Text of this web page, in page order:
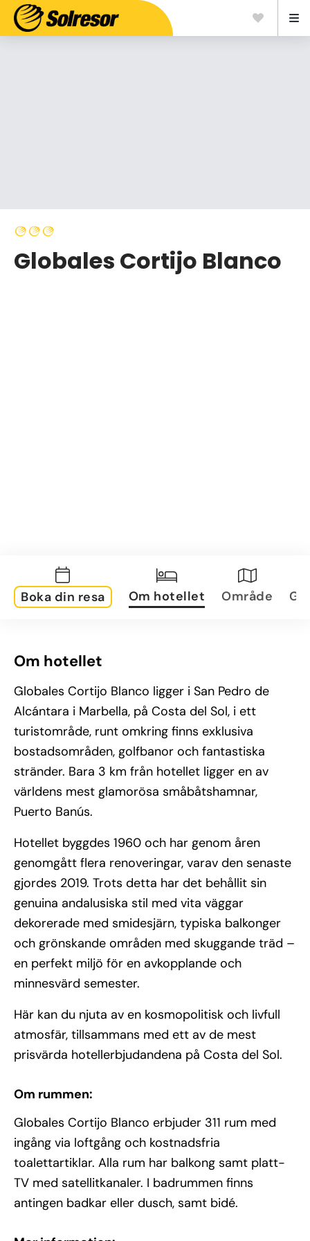
Globales Cortijo Blanco
Boka din resa Om hotellet Område
Om hotellet
Globales Cortijo Blanco ligger i San Pedro de
Alcántara i Marbella, på Costa del Sol, i ett
turistområde, runt omkring finns exklusiva
bostadsområden, golfbanor och fantastiska
stränder. Bara 3 km från hotellet ligger en av
världens mest glamorösa småbåtshamnar,
Puerto Banús.
Hotellet byggdes 1960 och har genom åren
genomgått flera renoveringar, varav den senaste
gjordes 2019. Trots detta har det behållit sin
genuina andalusiska stil med vita väggar
dekorerade med smidesjärn, typiska balkonger
och grönskande områden med skuggande träd –
en perfekt miljö för en avkopplande och
minnesvärd semester.
Här kan du njuta av en kosmopolitisk och livfull
atmosfär, tillsammans med ett av de mest
prisvärda hotellerbjudandena på Costa del Sol.
Om rummen:
Globales Cortijo Blanco erbjuder 311 rum med
ingång via loftgång och kostnadsfria
toalettartiklar. Alla rum har balkong samt platt-
TV med satellitkanaler. I badrummen finns
antingen badkar eller dusch, samt bidé.